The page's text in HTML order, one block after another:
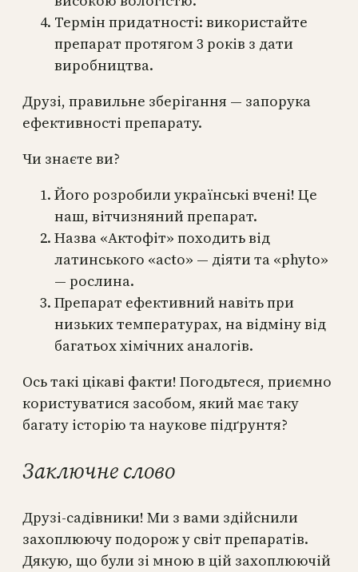
Термін придатності: використайте
препарат протягом 3 років з дати
виробництва.
Друзі, правильне зберігання — запорука
ефективності препарату.
Чи знаєте ви?
Його розробили українські вчені! Це
наш, вітчизняний препарат.
Назва «Актофіт» походить від
латинського «acto» — діяти та «phyto»
— рослина.
Препарат ефективний навіть при
низьких температурах, на відміну від
багатьох хімічних аналогів.
Ось такі цікаві факти! Погодьтеся, приємно
користуватися засобом, який має таку
багату історію та наукове підґрунтя?
Заключне слово
Друзі-садівники! Ми з вами здійснили
захоплюючу подорож у світ препаратів.
Дякую, що були зі мною в цій захоплюючій